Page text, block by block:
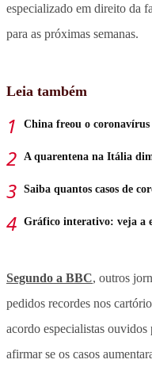
especializado em direito da
para as próximas semanas.
Leia também
China freou o
A quarentena na Itália
Saiba quantos casos de
Gráfico interativo: veja a
Segundo a BBC, outros
pedidos recordes nos
acordo especialistas
afirmar se os casos